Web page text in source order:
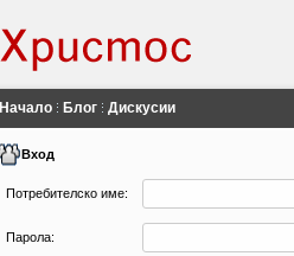
Начало Блог Дискусии
Вход
Потребителско име:
Парола: